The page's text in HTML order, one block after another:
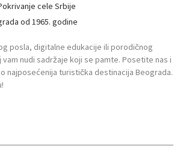
cele Srbije
od 1965. godine
posla, digitalne edukacije ili porodičnog
nudi sadržaje koji se pamte. Posetite nas i
najposećenija turistička destinacija Beograda.